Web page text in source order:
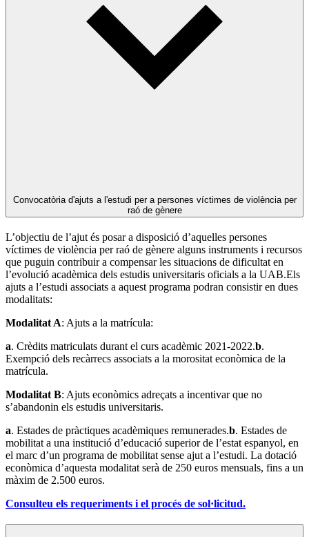
Convocatòria d'ajuts a l'estudi per a persones víctimes de violència per
raó de gènere
L’objectiu de l’ajut és posar a disposició d’aquelles persones
víctimes de violència per raó de gènere alguns instruments i recursos
que puguin contribuir a compensar les situacions de dificultat en
l’evolució acadèmica dels estudis universitaris oficials a la UAB.Els
ajuts a l’estudi associats a aquest programa podran consistir en dues
modalitats:
Modalitat A: Ajuts a la matrícula:
a. Crèdits matriculats durant el curs acadèmic 2021-2022.b.
Exempció dels recàrrecs associats a la morositat econòmica de la
matrícula.
Modalitat B: Ajuts econòmics adreçats a incentivar que no
s’abandonin els estudis universitaris.
a. Estades de pràctiques acadèmiques remunerades.b. Estades de
mobilitat a una institució d’educació superior de l’estat espanyol, en
el marc d’un programa de mobilitat sense ajut a l’estudi. La dotació
econòmica d’aquesta modalitat serà de 250 euros mensuals, fins a un
màxim de 2.500 euros.
Consulteu els requeriments i el procés de sol·licitud.